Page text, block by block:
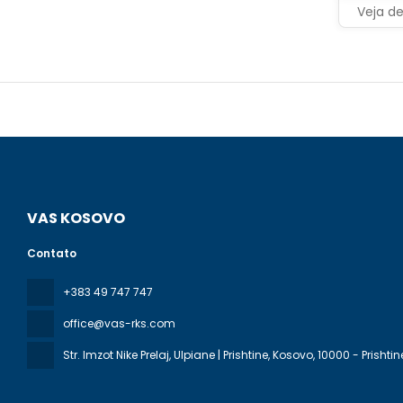
Veja
VAS KOSOVO
Contato
+383 49 747 747
office@vas-rks.com
Str. Imzot Nike Prelaj, Ulpiane | Prishtine, Kosovo, 10000 -